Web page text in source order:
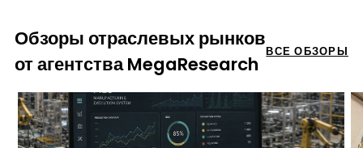
Обзоры отраслевых рынков
от агентства MegaResearch
ВСЕ ОБЗОРЫ